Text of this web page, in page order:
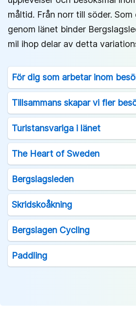
måltid. Från norr till söder. Som
genom länet binder
mil ihop delar av detta
För dig som arbetar inom
Tillsammans skapar vi fler
Turistansvariga i länet
The Heart of Sweden
Bergslagsleden
Skridskoåkning
Bergslagen Cycling
Paddling